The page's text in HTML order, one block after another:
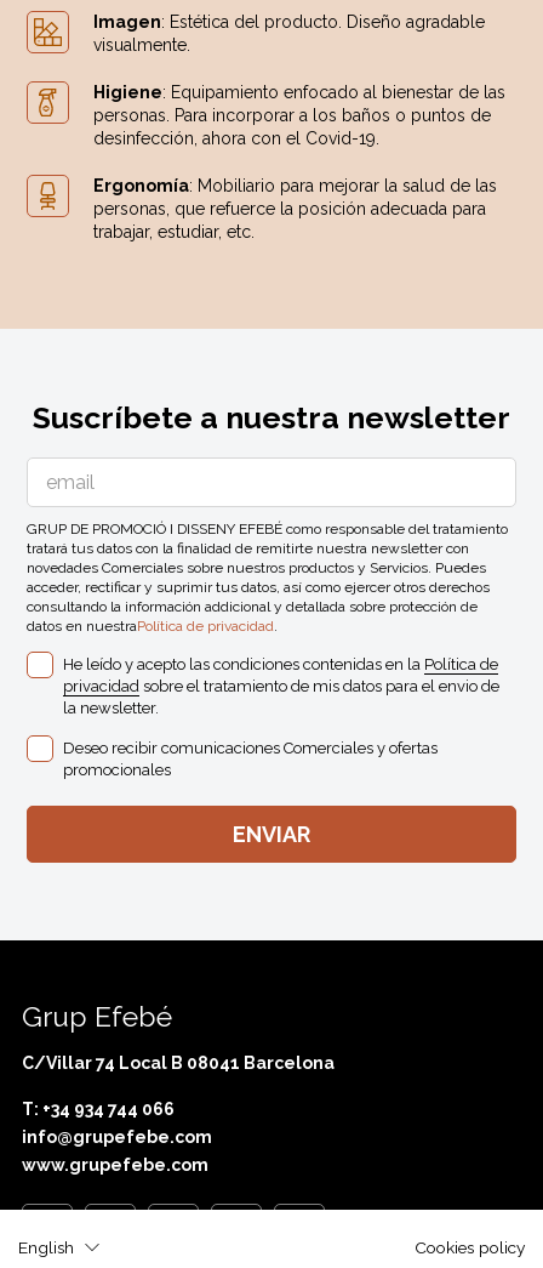
Imagen: Estética del producto. Diseño agradable
visualmente.
Higiene: Equipamiento enfocado al bienestar de las
personas. Para incorporar a los baños o puntos de
desinfección, ahora con el Covid-19.
Ergonomía: Mobiliario para mejorar la salud de las
personas, que refuerce la posición adecuada para
trabajar, estudiar, etc.
Suscríbete a nuestra newsletter
GRUP DE PROMOCIÓ I DISSENY EFEBÉ como responsable del tratamiento
tratará tus datos con la finalidad de remitirte nuestra newsletter con
novedades Comerciales sobre nuestros productos y Servicios. Puedes
acceder, rectificar y suprimir tus datos, así como ejercer otros derechos
consultando la información addicional y detallada sobre protección de
datos en nuestraPolítica de privacidad.
He leído y acepto las condiciones contenidas en la Política de
privacidad sobre el tratamiento de mis datos para el envio de
la newsletter.
Deseo recibir comunicaciones Comerciales y ofertas
promocionales
Grup Efebé
C/Villar 74 Local B 08041 Barcelona
T: +34 934 744 066
info@grupefebe.com
www.grupefebe.com
English
Cookies policy